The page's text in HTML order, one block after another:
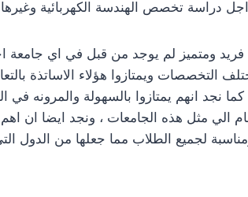
اجل دراسة تخصص الهندسة الكهربائية
فريد ومتميز لم يوجد من قبل في اي جامعة
التخصصات ويمتازوا هؤلاء الاساتذة
نجد انهم يمتازوا بالسهولة والمرونه في
الي مثل هذه الجامعات ، ونجد ايضا ان اهم
لجميع الطلاب مما جعلها من الدول